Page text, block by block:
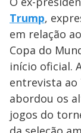
Trump,
em relação
Copa do
início oficial.
entrevista ao
abordou os
jogos do